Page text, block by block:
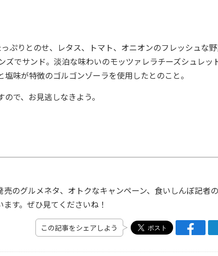
ぷりとのせ、レタス、トマト、オニオンのフレッシュな
でサンド。淡泊な味わいのモッツァレラチーズシュレッ
味が特徴のゴルゴンゾーラを使用したとのこと。
で、お見逃しなきよう。
のグルメネタ、オトクなキャンペーン、食いしんぼ記者
す。ぜひ見てくださいね！
この記事をシェアしよう